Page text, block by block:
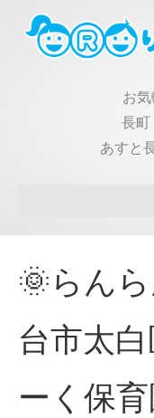
お
長
あすと
🌞らん
台市太
ーく保